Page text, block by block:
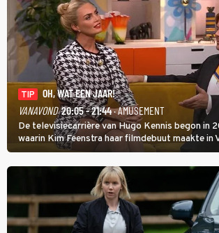
TIP
OH, WAT EEN JAAR!
VANAVOND 20:05 - 21:44· AMUSEMENT
De televisiecarrière van Hugo Kennis begon in
waarin Kim Feenstra haar filmdebuut maakte in
Oh, Wat een Jaar! wordt duidelijk wat ze nog
jaar waarin ze allebei eindtwintigers waren.